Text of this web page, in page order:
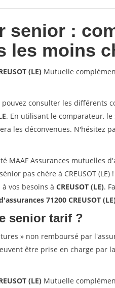
senior :
les moins
(LE) Mutuelle
consulter les différents
. En utilisant le comparateur, le
les déconvenues. N'hésitez
MAAF Assurances mutuelles
pas chère à CREUSOT (LE)
vos besoins à CREUSOT (LE).
71200 CREUSOT
senior tarif ?
» non remboursé par
être prise en charge par la
(LE) Mutuelle